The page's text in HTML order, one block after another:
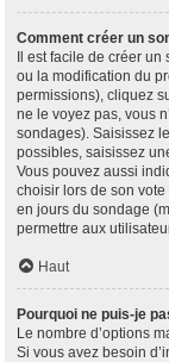
Comment créer un
Il est facile de créer
ou la modification du
permissions), cliquez
ne le voyez pas, vous
sondages). Saisissez
possibles, saisissez
Vous pouvez aussi
choisir lors de son
en jours du sondage
permettre aux
Haut
Pourquoi ne puis-je
Le nombre d’options
Si vous avez besoin